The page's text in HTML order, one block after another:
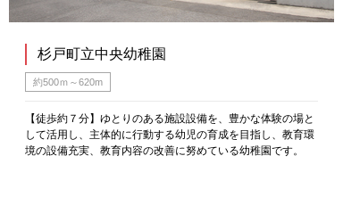
杉戸町立中央幼稚園
約500ｍ～620m
【徒歩約７分】ゆとりのある施設設備を、豊かな体験の場と
して活用し、主体的に行動する幼児の育成を目指し、教育環
境の設備充実、教育内容の改善に努めている幼稚園です。